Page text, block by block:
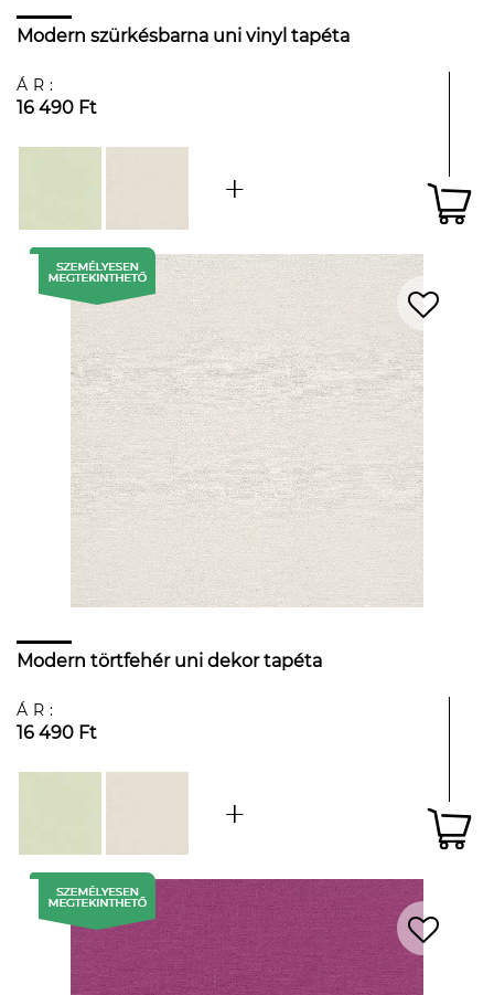
Modern szürkésbarna uni vinyl tapéta
ÁR:
16 490 Ft
Modern törtfehér uni dekor tapéta
ÁR:
16 490 Ft